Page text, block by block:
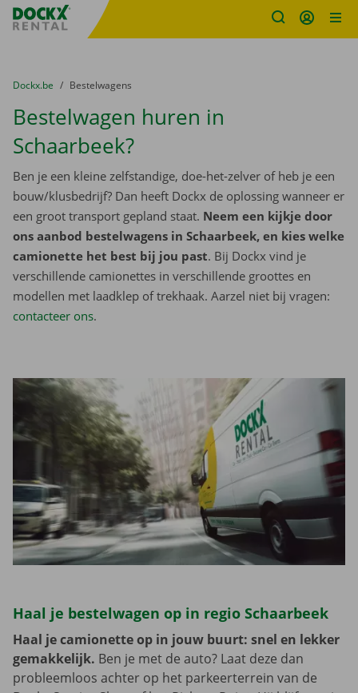
Fratello DEMO
U bevindt zich hier:
van
Dockx.be naar
Bestelwagens
Bestelwagen huren in
Schaarbeek?
Ben je een kleine zelfstandige, doe-het-zelver of heb je een
bouw/klusbedrijf? Dan heeft Dockx de oplossing wanneer er
een groot transport gepland staat. Neem een kijkje door
ons aanbod bestelwagens in Schaarbeek, en kies welke
camionette het best bij jou past. Bij Dockx vind je
verschillende camionettes in verschillende groottes en
modellen met laadklep of trekhaak. Aarzel niet bij vragen:
contacteer ons.
Haal je bestelwagen op in regio Schaarbeek
Haal je camionette op in jouw buurt: snel en lekker
gemakkelijk. Ben je met de auto? Laat deze dan
probleemloos achter op het parkeerterrein van de